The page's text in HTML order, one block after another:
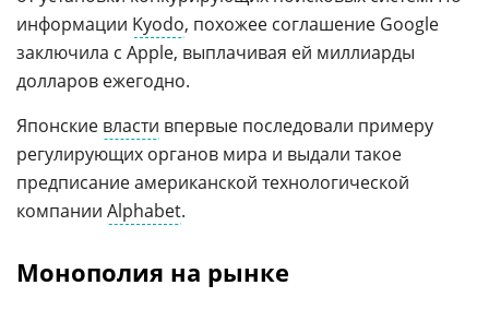
информации Kyodo, похожее соглашение Google
заключила с Apple, выплачивая ей миллиарды
долларов ежегодно.
Японские власти впервые последовали примеру
регулирующих органов мира и выдали такое
предписание американской технологической
компании Alphabet.
Монополия на рынке